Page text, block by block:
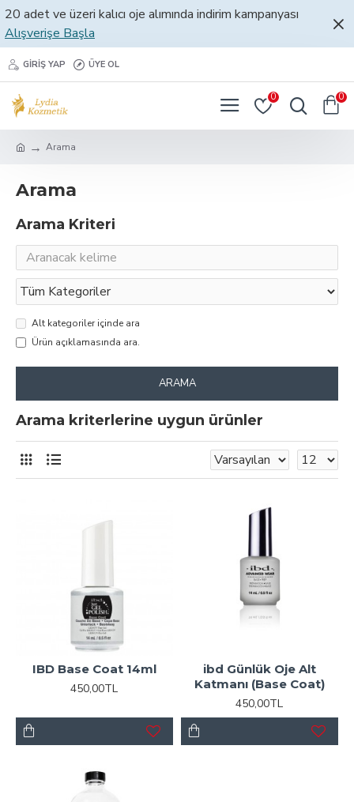
20 adet ve üzeri kalıcı oje alımında indirim kampanyası
Alışverişe Başla
GIRIŞ YAP ÜYE OL
0 0
Arama
Arama
Arama Kriteri
Alt kategoriler içinde ara
Ürün açıklamasında ara.
ARAMA
Arama kriterlerine uygun ürünler
IBD Base Coat 14ml
450,00TL
ibd Günlük Oje Alt
Katmanı (Base Coat)
450,00TL